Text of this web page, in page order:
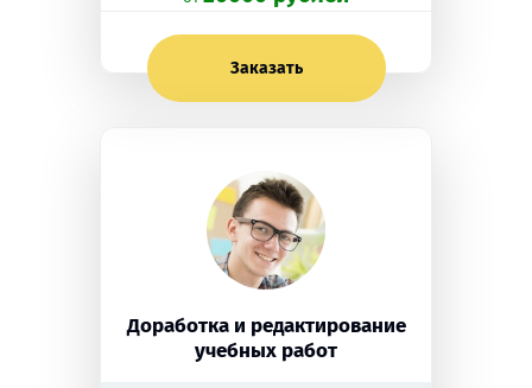
Заказать
Доработка и редактирование
учебных работ